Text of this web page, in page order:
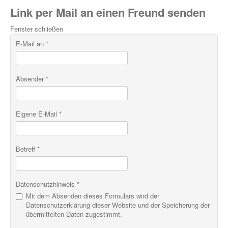
Link per Mail an einen Freund senden
Fenster schließen
E-Mail an *
Absender *
Eigene E-Mail *
Betreff *
Datenschutzhinweis *
Mit dem Absenden dieses Formulars wird der
Datenschutzerklärung dieser Website und der Speicherung der
übermittelten Daten zugestimmt.